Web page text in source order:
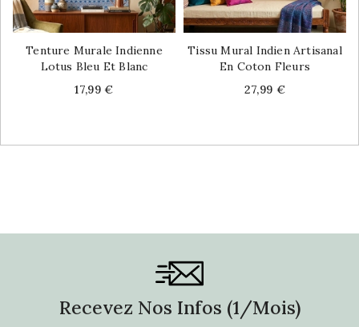
Tenture Murale Indienne
Lotus Bleu Et Blanc
Price
17,99 €
Tissu Mural Indien Artisanal
En Coton Fleurs
Price
27,99 €
Recevez Nos Infos (1/mois)